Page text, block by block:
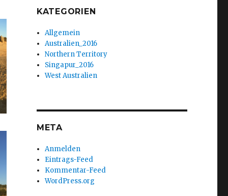
KATEGORIEN
Allgemein
Australien_2016
Northern Territory
Singapur_2016
West Australien
META
Anmelden
Eintrags-Feed
Kommentar-Feed
WordPress.org